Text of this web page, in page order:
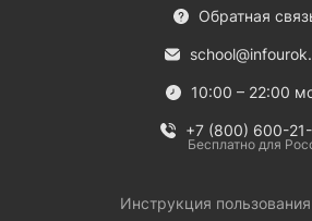
Обратная
10:00 – 22:00
+7 (800) 600-
Бесплатно для
Инструкция